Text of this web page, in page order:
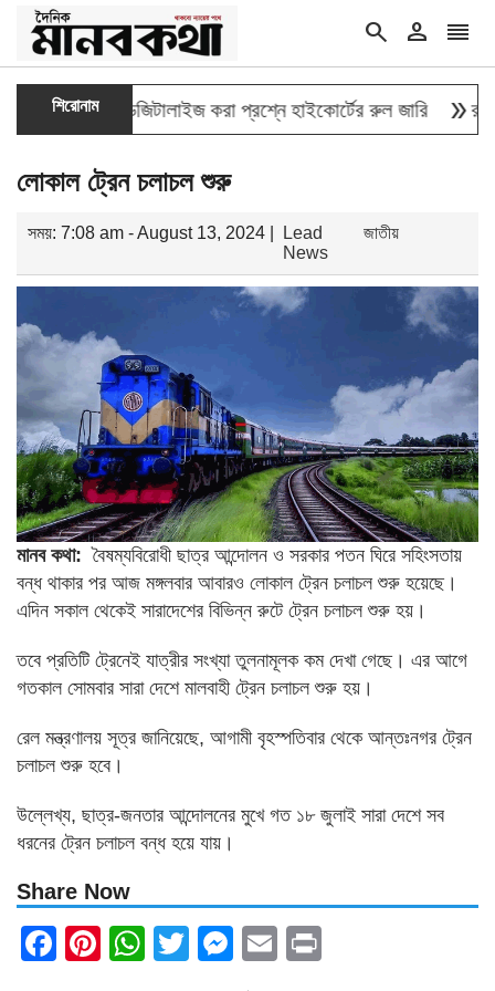
search person reorder
শিরোনাম
তথ্য ডিজিটালাইজ করা প্রশ্নে হাইকোর্টের রুল জারি double_arrowরাষ্ট্রপতি
লোকাল ট্রেন চলাচল শুরু
সময়: 7:08 am - August 13, 2024 |
Lead
News
জাতীয়
মানব কথা: বৈষম্যবিরোধী ছাত্র আন্দোলন ও সরকার পতন ঘিরে সহিংসতায়
বন্ধ থাকার পর আজ মঙ্গলবার আবারও লোকাল ট্রেন চলাচল শুরু হয়েছে।
এদিন সকাল থেকেই সারাদেশের বিভিন্ন রুটে ট্রেন চলাচল শুরু হয়।
তবে প্রতিটি ট্রেনেই যাত্রীর সংখ্যা তুলনামূলক কম দেখা গেছে। এর আগে
গতকাল সোমবার সারা দেশে মালবাহী ট্রেন চলাচল শুরু হয়।
রেল মন্ত্রণালয় সূত্র জানিয়েছে, আগামী বৃহস্পতিবার থেকে আন্তঃনগর ট্রেন
চলাচল শুরু হবে।
উল্লেখ্য, ছাত্র-জনতার আন্দোলনের মুখে গত ১৮ জুলাই সারা দেশে সব
ধরনের ট্রেন চলাচল বন্ধ হয়ে যায়।
Share Now
Facebook
Pinterest
WhatsApp
TwitterMessenger
Email